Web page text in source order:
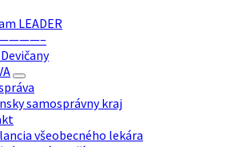
LEADER
samosprávny kraj
všeobecného lekára